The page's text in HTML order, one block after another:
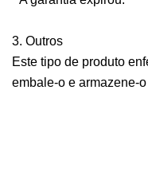
3. Outros
Este tipo de produto
embale-o e armazene-